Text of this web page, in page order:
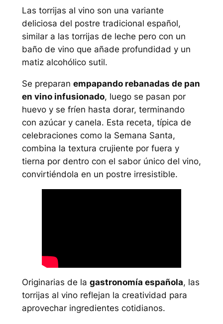
Las torrijas al vino son una variante
deliciosa del postre tradicional español,
similar a las torrijas de leche pero con un
baño de vino que añade profundidad y un
matiz alcohólico sutil.
Se preparan empapando rebanadas de pan
en vino infusionado, luego se pasan por
huevo y se fríen hasta dorar, terminando
con azúcar y canela. Esta receta, típica de
celebraciones como la Semana Santa,
combina la textura crujiente por fuera y
tierna por dentro con el sabor único del vino,
convirtiéndola en un postre irresistible.
Originarias de la gastronomía española, las
torrijas al vino reflejan la creatividad para
aprovechar ingredientes cotidianos.